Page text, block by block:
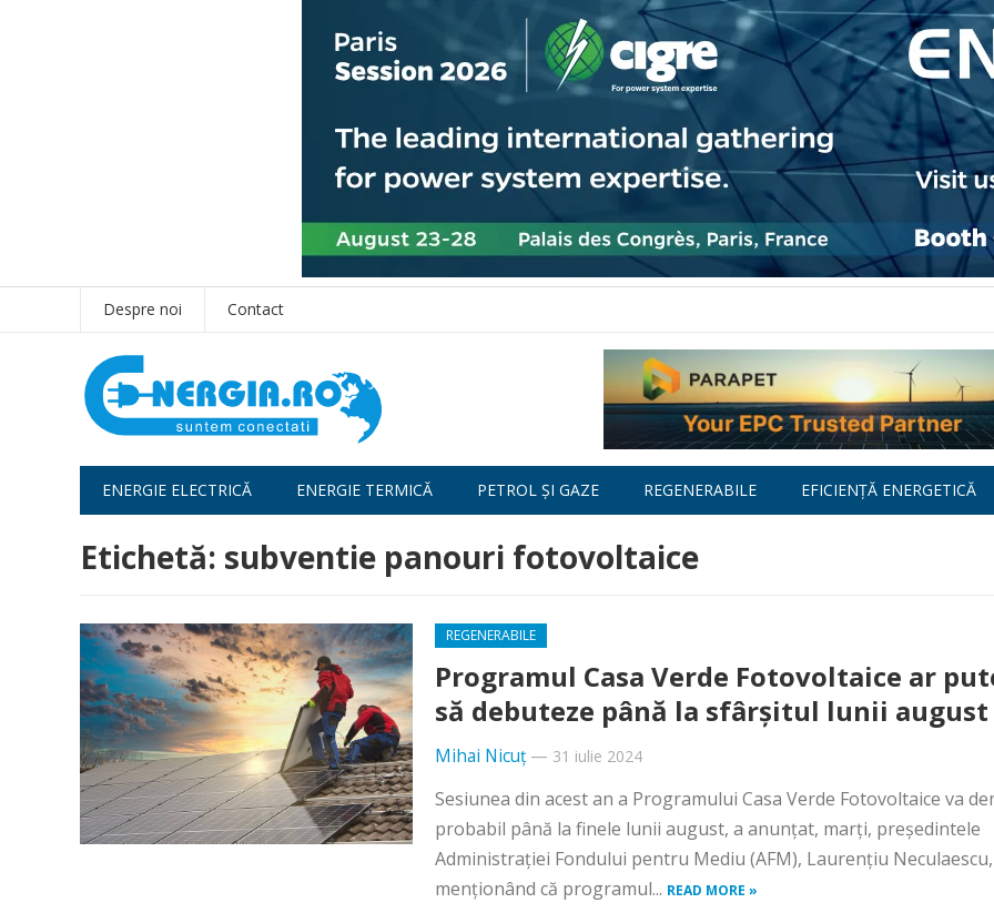
Despre noi Contact
ENERGIE ELECTRICĂ ENERGIE TERMICĂ PETROL ȘI GAZE REGENERABILE EFICIENȚĂ ENERGETICĂ
Etichetă: subventie panouri fotovoltaice
REGENERABILE
Programul Casa Verde Fotovoltaice ar
să debuteze până la sfârșitul lunii august
Mihai Nicuț— 31 iulie 2024
Sesiunea din acest an a Programului Casa Verde Fotovoltaice va
probabil până la finele lunii august, a anunţat, marţi, preşedintele
Administraţiei Fondului pentru Mediu (AFM), Laurenţiu
menţionând că programul... READ MORE »